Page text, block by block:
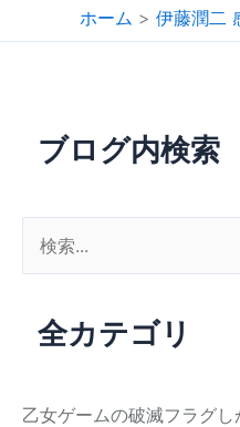
ホーム 伊藤潤二
ブログ内検索
索
全カテゴリ
乙女ゲームの破滅フラグ